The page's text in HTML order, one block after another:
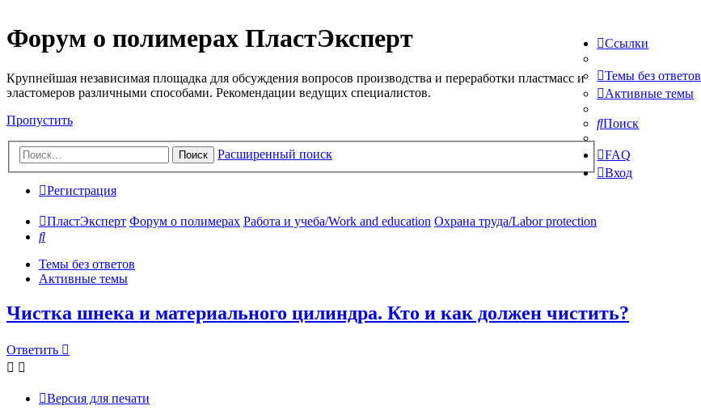
Форум о полимерах ПластЭксперт
Крупнейшая независимая площадка для обсуждения вопросов производства и переработки пластмасс и
эластомеров различными способами. Рекомендации ведущих специалистов.
Пропустить
Поиск Расширенный поиск
Ссылки
Темы без ответов
Активные темы
Поиск
FAQ
Вход
Регистрация
ПластЭксперт Форум о полимерах Работа и учеба/Work and education Охрана труда/Labor protection
Поиск
Темы без ответов
Активные темы
Чистка шнека и материального цилиндра. Кто и как должен чистить?
Ответить
Версия для печати